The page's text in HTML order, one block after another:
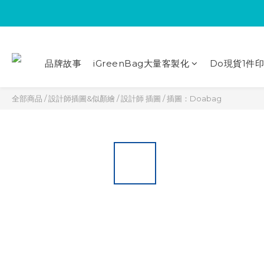
品牌故事 iGreenBag大量客製化 Do現貨1件
全部商品 /設計師插圖&似顏繪 /設計師 插圖 /插圖：Doabag